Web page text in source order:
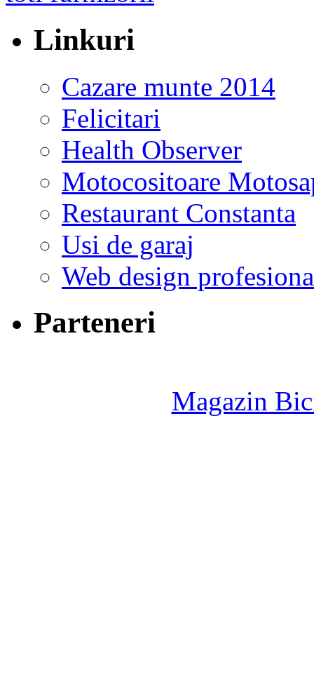
Linkuri
Cazare munte 2014
Felicitari
Health Observer
Motocositoare
Restaurant Constanta
Usi de garaj
Web design
Parteneri
Magazin